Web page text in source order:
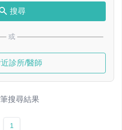
搜尋
或
近診所/醫師
搜尋結果
1